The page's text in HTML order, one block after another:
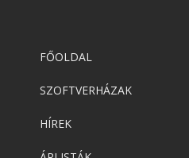
FŐOLDAL
SZOFTVERHÁZAK
HÍREK